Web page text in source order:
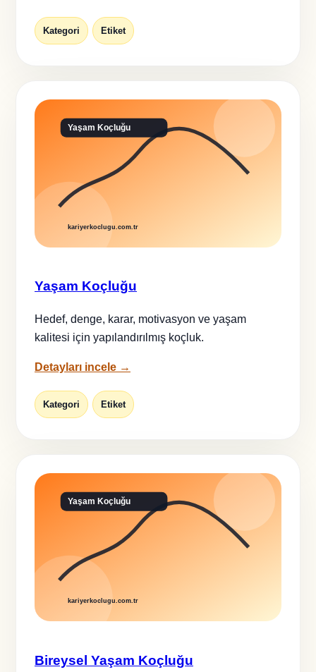
Kategori Etiket
Yaşam Koçluğu
Hedef, denge, karar, motivasyon ve yaşam
kalitesi için yapılandırılmış koçluk.
Detayları incele →
Kategori Etiket
Bireysel Yaşam Koçluğu